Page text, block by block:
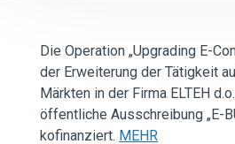
Die Operation „Upgrading E-
der Erweiterung der Tätigkeit
Märkten in der Firma ELTEH
öffentliche Ausschreibung „E-
kofinanziert. MEHR